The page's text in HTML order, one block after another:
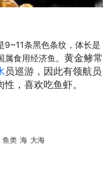
9~11条黑色条纹，体长是
食用经济鱼。 黄金鲹常
员巡游，因此有领航员
，喜欢吃鱼虾。
鱼类 海 大海